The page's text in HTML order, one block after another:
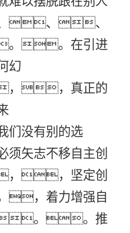
、、
。。在引进
幻
，真正的
没有别的选
矢志不移自主创
，坚定创
，着力增强自
。。推